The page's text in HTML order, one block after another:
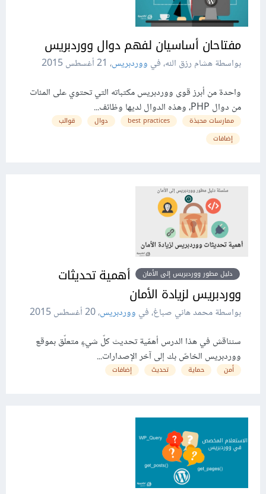
مفتاحان أساسيان لفهم دوال ووردبريس
بواسطة هشام رزق الله، في ووردبريس، 21 أغسطس 2015
واحدة من أبرز قوى ووردبريس مكتباته التي تحتوي على المئات
من دوال PHP، وهذه الدوال لديها وظائف...
ممارسات محبذة best practices دوال
قوالب
إضافات
دليل مطور ووردبريس إلى الأمان
أهمية تحديثات
ووردبريس لزيادة الأمان
بواسطة محمد هاني صباغ، في ووردبريس،20 أغسطس 2015
سنناقش في هذا الدرس أهمّية تحديث كلّ شيءٍ متعلّق بموقع
ووردبريس الخاصّ بك إلى آخر الإصدارات...
أمن حماية تحديث إضافات